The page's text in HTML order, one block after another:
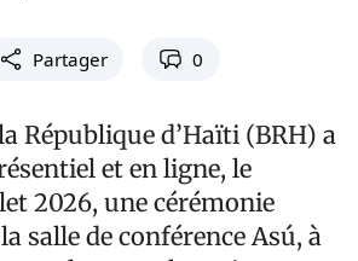
Partager 0
République d’Haïti (BRH) a
et en ligne, le
2026, une cérémonie
salle de conférence Asú, à